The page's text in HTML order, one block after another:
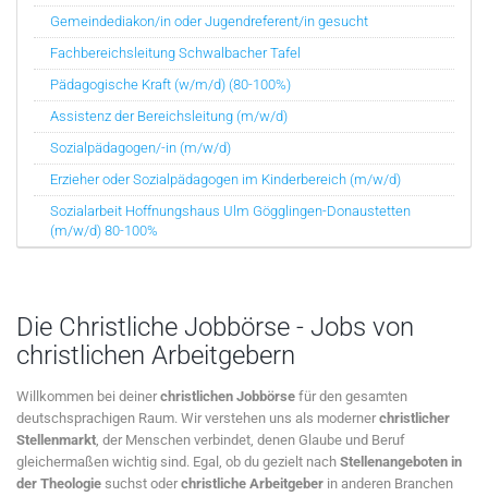
Gemeindediakon/in oder Jugendreferent/in gesucht
Fachbereichsleitung Schwalbacher Tafel
Pädagogische Kraft (w/m/d) (80-100%)
Assistenz der Bereichsleitung (m/w/d)
Sozialpädagogen/-in (m/w/d)
Erzieher oder Sozialpädagogen im Kinderbereich (m/w/d)
Sozialarbeit Hoffnungshaus Ulm Gögglingen-Donaustetten
(m/w/d) 80-100%
Die Christliche Jobbörse - Jobs von
christlichen Arbeitgebern
Willkommen bei deinerchristlichen Jobbörse für den gesamten
deutschsprachigen Raum. Wir verstehen uns als modernerchristlicher
Stellenmarkt, der Menschen verbindet, denen Glaube und Beruf
gleichermaßen wichtig sind. Egal, ob du gezielt nach Stellenangeboten in
der Theologie suchst oderchristliche Arbeitgeber in anderen Branchen